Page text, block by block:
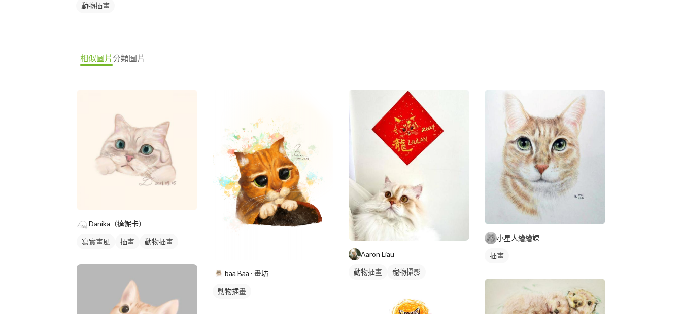
動物插畫
相似圖片分類圖片
Danika（達妮卡）
寫實畫風 插畫 動物插畫
baa Baa · 畫坊
動物插畫
Aaron Liau
動物插畫 寵物攝影
小星人繪繪課
插畫